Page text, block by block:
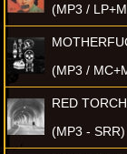
(MP3 /
(MP3 /
RED
(MP3 - SRR)